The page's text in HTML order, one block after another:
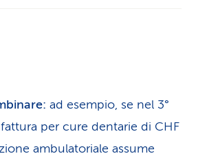
ad esempio, se nel 3°
per cure dentarie di CHF
ambulatoriale assume